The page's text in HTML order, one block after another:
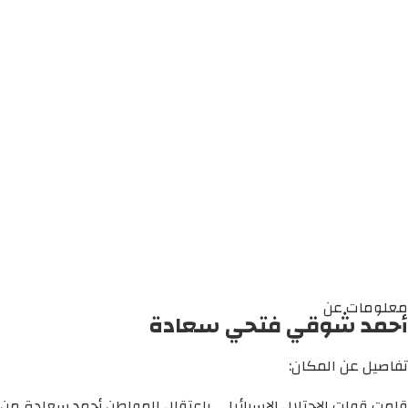
معلومات عن
أحمد شوقي فتحي سعادة
تفاصيل عن المكان: